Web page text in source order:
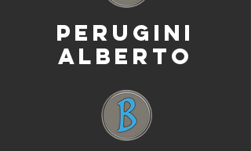
PERUGINI
ALBERTO